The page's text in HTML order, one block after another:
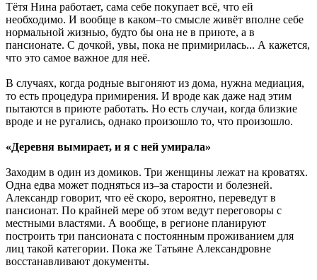
Тётя Нина работает, сама себе покупает всё, что ей
необходимо. И вообще в каком–то смысле живёт вполне себе
нормальной жизнью, будто бы она не в приюте, а в
пансионате. С дочкой, увы, пока не примирилась... А кажется,
что это самое важное для неё.
В случаях, когда родные выгоняют из дома, нужна медиация,
то есть процедура примирения. И вроде как даже над этим
пытаются в приюте работать. Но есть случаи, когда близкие
вроде и не ругались, однако произошло то, что произошло.
«Деревня вымирает, и я с ней умирала»
Заходим в один из домиков. Три женщины лежат на кроватях.
Одна едва может подняться из–за старости и болезней.
Александр говорит, что её скоро, вероятно, переведут в
пансионат. По крайней мере об этом ведут переговоры с
местными властями. А вообще, в регионе планируют
построить три пансионата с постоянным проживанием для
лиц такой категории. Пока же Татьяне Александровне
восстанавливают документы.